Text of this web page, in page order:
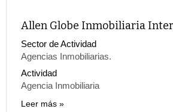
Allen Globe Inmobiliaria
Sector de Actividad
Agencias Inmobiliarias.
Actividad
Agencia Inmobiliaria
Leer más